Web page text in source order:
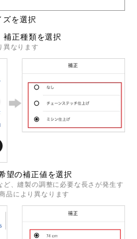
ズを選択
正種類を選択
異なります
望の補正値を選択
、縫製の調整に必要な長さが発生す
品により異なります